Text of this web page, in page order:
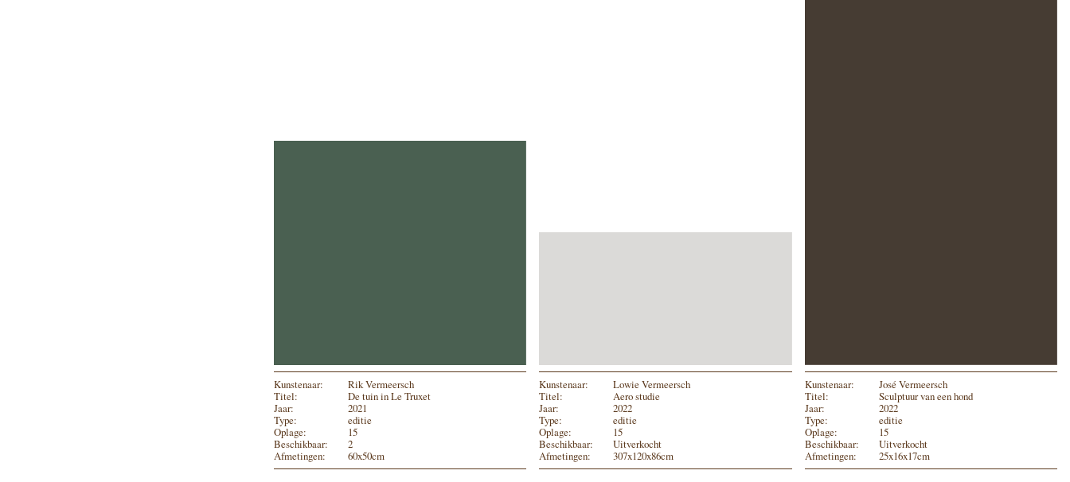
Kunstenaar:
Rik Vermeersch
Titel:
De tuin in Le Truxet
Jaar:
2021
Type:
editie
Oplage:
15
Beschikbaar:
2
Afmetingen:
60x50cm
Kunstenaar:
Lowie Vermeersch
Titel:
Aero studie
Jaar:
2022
Type:
editie
Oplage:
15
Beschikbaar:
Uitverkocht
Afmetingen:
307x120x86cm
Kunstenaar:
José Vermeersch
Titel:
Sculptuur van een hond
Jaar:
2022
Type:
editie
Oplage:
15
Beschikbaar:
Uitverkocht
Afmetingen:
25x16x17cm